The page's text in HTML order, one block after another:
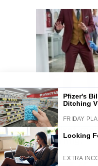
Jag
till golvet,
hjälpa mig.